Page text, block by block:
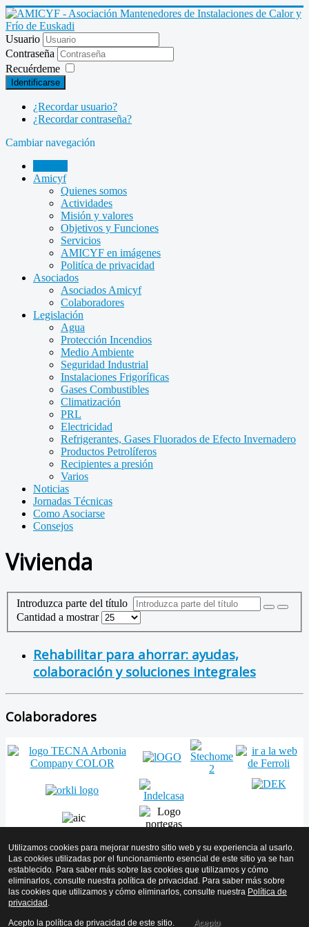
Usuario
Contraseña
Recuérdeme
Identificarse
¿Recordar usuario?
¿Recordar contraseña?
Cambiar navegación
Amicyf
Quienes somos
Actividades
Misión y valores
Objetivos y Funciones
Servicios
AMICYF en imágenes
Politíca de privacidad
Asociados
Asociados Amicyf
Colaboradores
Legislación
Agua
Protección Incendios
Medio Ambiente
Seguridad Industrial
Instalaciones Frigoríficas
Gases Combustibles
Climatización
PRL
Electricidad
Refrigerantes, Gases Fluorados de Efecto Invernadero
Productos Petrolíferos
Recipientes a presión
Varios
Noticias
Jornadas Técnicas
Como Asociarse
Consejos
Vivienda
Introduzca parte del título
Cantidad a mostrar
Rehabilitar para ahorrar: ayudas,
colaboración y soluciones integrales
Colaboradores
Volver arriba
© 2026 AMICYF - Asociación Mantenedores de Instalaciones de
Calor y Frío de Euskadi
Utilizamos cookies para mejorar nuestro sitio web y su experiencia al usarlo.
Las cookies utilizadas por el funcionamiento esencial de este sitio ya se han
establecido. Para saber más sobre las cookies que utilizamos y cómo
eliminarlos, consulte nuestra política de privacidad. Para saber más sobre
las cookies que utilizamos y cómo eliminarlos, consulte nuestra Política de
privacidad .
Acepto la política de privacidad de este sitio. Acepto